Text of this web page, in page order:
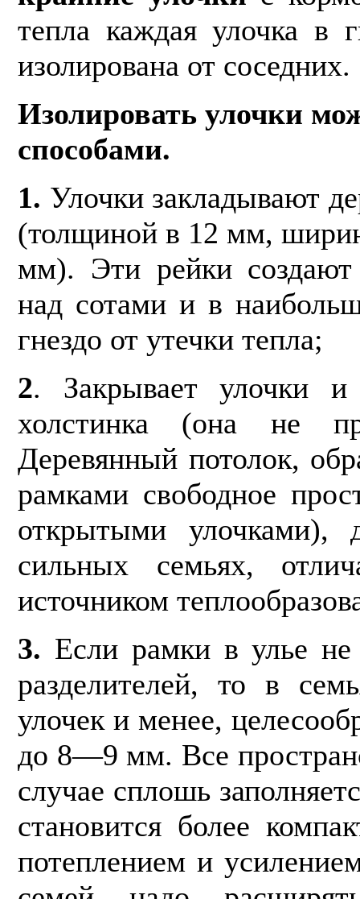
тепла каждая улочка в
изолиро­вана от соседних.
Изолировать улочки
способами.
1. Улочки закладывают
(толщиной в 12 мм,
мм). Эти рейки
над сотами и в
гнездо от утечки тепла;
2. Закрывает улочки и
холстинка (она не
Деревянный потолок,
рамками свободное
открытыми улочками),
сильных семьях,
источ­ником
3. Если рамки в улье
разделителей, то в
улочек и менее,
до 8—9 мм. Все
случае сплошь
становится более
потеплением и